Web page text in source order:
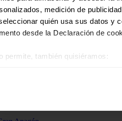
medición de
quién usa sus datos y
desde la Declaración de
permite, también quisiéramos:
el también secretario tercero de la
que debido al apagón
de ellos? (...) Han actuado con
a Mariscal que no entiende que
que tanto a ella como al presidente
culpabilidades y señalar